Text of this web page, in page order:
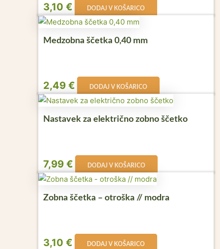
3,10€ DODAJ V KOŠARICO
Medzobna ščetka 0,40 mm
2,49€ DODAJ V KOŠARICO
Nastavek za električno zobno ščetko
7,99€ DODAJ V KOŠARICO
Zobna ščetka – otroška // modra
3,10€ DODAJ V KOŠARICO